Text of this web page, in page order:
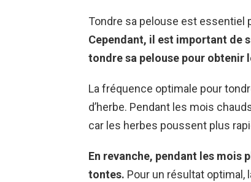
Tondre sa pelouse est essentiel
Cependant, il est important de
tondre sa pelouse pour obtenir
La fréquence optimale pour
d’herbe. Pendant les mois
car les herbes poussent plus
En revanche, pendant les mois
tontes. Pour un résultat optimal,